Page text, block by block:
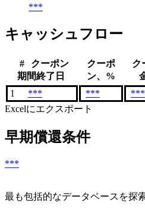
***
キャッシュフロー
#
クーポン
期間終了日
クーポ
ン、%
ク
1
*** *** ***
Excelにエクスポート
早期償還条件
***
最も包括的なデータベースを探